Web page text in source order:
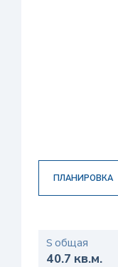
ПЛАНИРОВКА
S общая
40.7 кв.м.